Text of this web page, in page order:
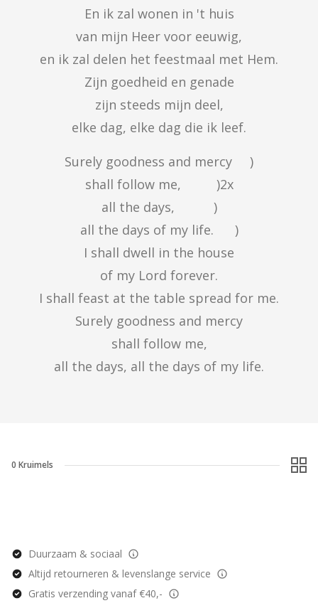
En ik zal wonen in 't huis
van mijn Heer voor eeuwig,
en ik zal delen het feestmaal met Hem.
Zijn goedheid en genade
zijn steeds mijn deel,
elke dag, elke dag die ik leef.
Surely goodness and mercy     )
shall follow me,          )2x
all the days,           )
all the days of my life.      )
I shall dwell in the house
of my Lord forever.
I shall feast at the table spread for me.
Surely goodness and mercy
shall follow me,
all the days, all the days of my life.
0 Kruimels
Duurzaam & sociaal
Altijd retourneren & levenslange service
Gratis verzending vanaf €40,-